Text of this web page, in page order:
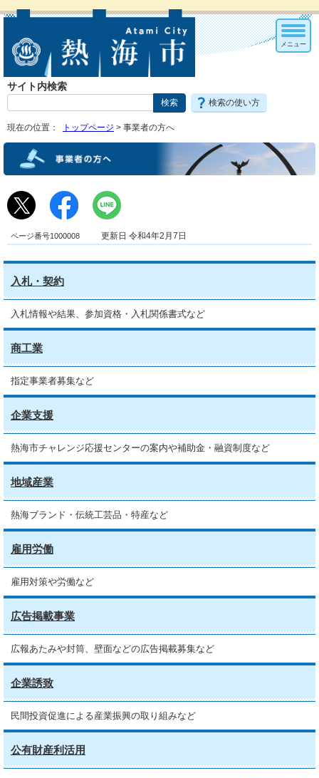
サイト内検索
検索の使い方
メニュー
現在の位置： トップページ > 事業者の方へ
ページ番号1000008 更新日 令和4年2月7日
入札・契約
入札情報や結果、参加資格・入札関係書式など
商工業
指定事業者募集など
企業支援
熱海市チャレンジ応援センターの案内や補助金・融資制度など
地域産業
熱海ブランド・伝統工芸品・特産など
雇用労働
雇用対策や労働など
広告掲載事業
広報あたみや封筒、壁面などの広告掲載募集など
企業誘致
民間投資促進による産業振興の取り組みなど
公有財産利活用